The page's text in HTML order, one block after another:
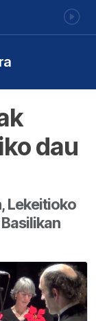
dau
Lekeitioko